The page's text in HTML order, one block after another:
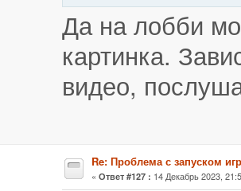
Да на лобби
картинка.
видео,
Re: Проблема с запуском
« Ответ #127 : 14 Декабрь 2023,